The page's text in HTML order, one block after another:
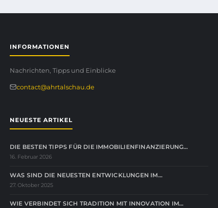
INFORMATIONEN
Nachrichten, Tipps und Einblicke
contact@ahrtalschau.de
NEUESTE ARTIKEL
DIE BESTEN TIPPS FÜR DIE IMMOBILIENFINANZIERUNG…
16. Februar 2026
WAS SIND DIE NEUESTEN ENTWICKLUNGEN IM…
27. Oktober 2025
WIE VERBINDET SICH TRADITION MIT INNOVATION IM…